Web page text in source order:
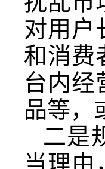
对用户
和消费
台内经
品等，
二是
当理由